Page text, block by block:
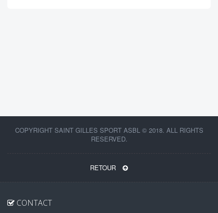
COPYRIGHT SAINT GILLES SPORT ASBL © 2018. ALL RIGHTS
RESERVED.
RETOUR
CONTACT